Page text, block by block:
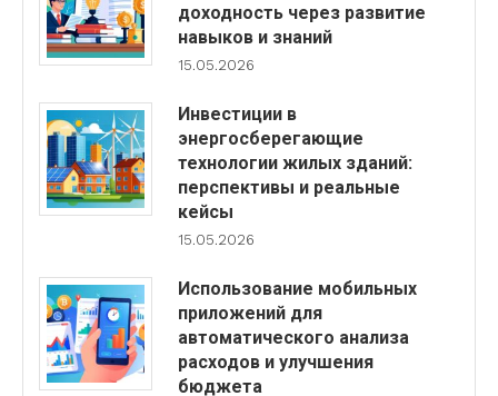
доходность через развитие
навыков и знаний
15.05.2026
Инвестиции в
энергосберегающие
технологии жилых зданий:
перспективы и реальные
кейсы
15.05.2026
Использование мобильных
приложений для
автоматического анализа
расходов и улучшения
бюджета